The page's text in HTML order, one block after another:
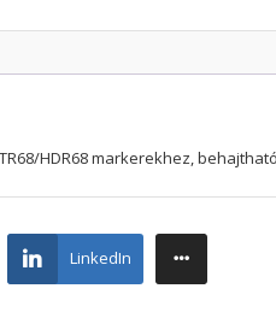
HDR68 markerekhez,
LinkedIn